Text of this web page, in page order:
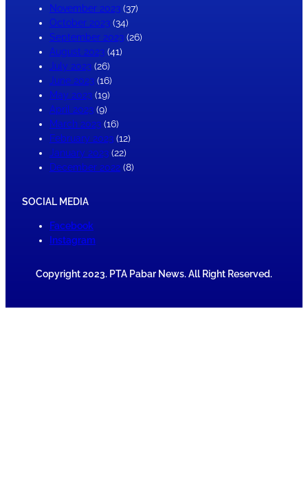
November 2023 (37)
October 2023 (34)
September 2023 (26)
August 2023 (41)
July 2023 (26)
June 2023 (16)
May 2023 (19)
April 2023 (9)
March 2023 (16)
February 2023 (12)
January 2023 (22)
December 2022 (8)
SOCIAL MEDIA
Facebook
Instagram
Copyright 2023. PTA Pabar News. All Right Reserved.